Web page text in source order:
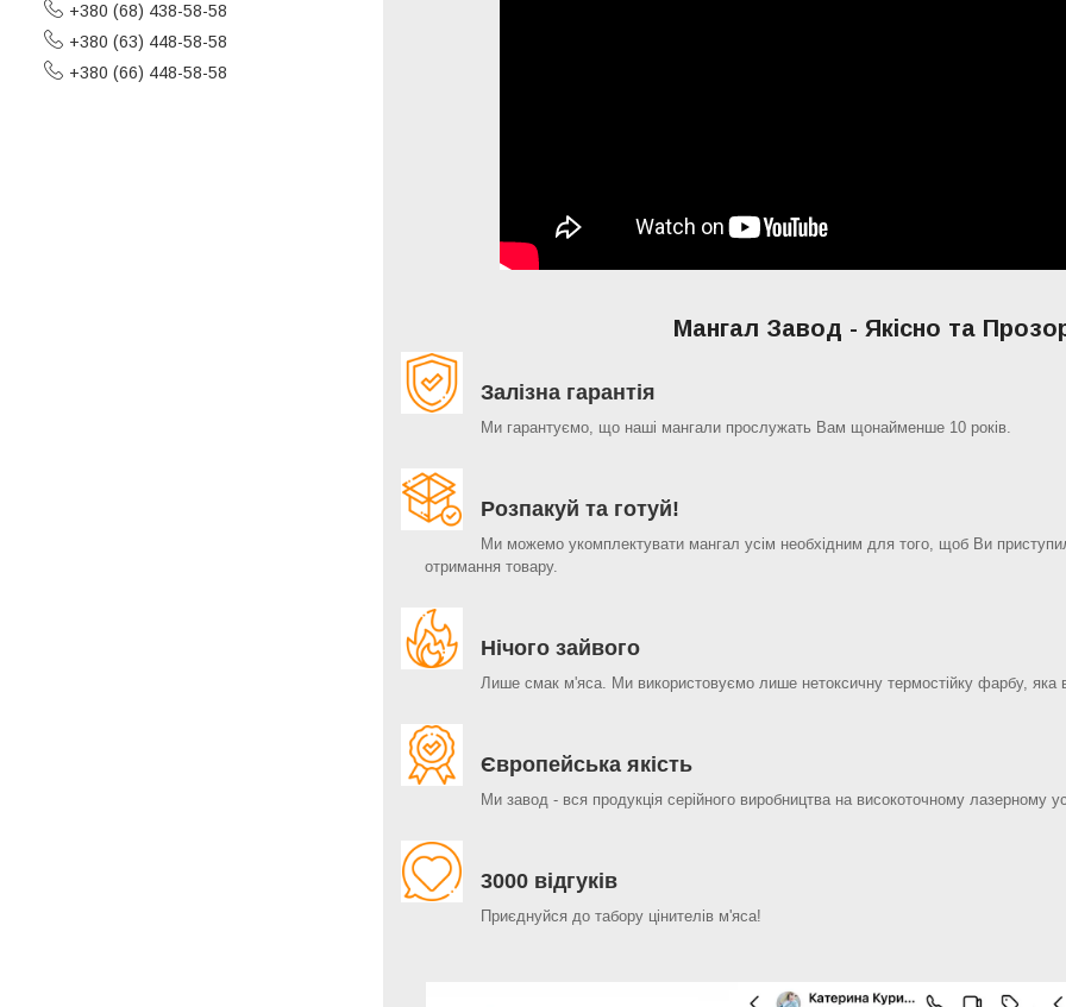
Мангал Завод - Якісно та
Залізна гарантія
Ми гарантуємо, що наші мангали прослужать Вам щонайменше 10 років.
Розпакуй та готуй!
Ми можемо укомплектувати мангал усім необхідним для того, щоб Ви
отримання товару.
Нічого зайвого
Лише смак м'яса. Ми використовуємо лише нетоксичну термостійку фарбу, яка
Європейська якість
Ми завод - вся продукція серійного виробництва на високоточному лазерному
3000 відгуків
Приєднуйся до табору цінителів м'яса!
+380 (68) 438-58-58
+380 (63) 448-58-58
+380 (66) 448-58-58